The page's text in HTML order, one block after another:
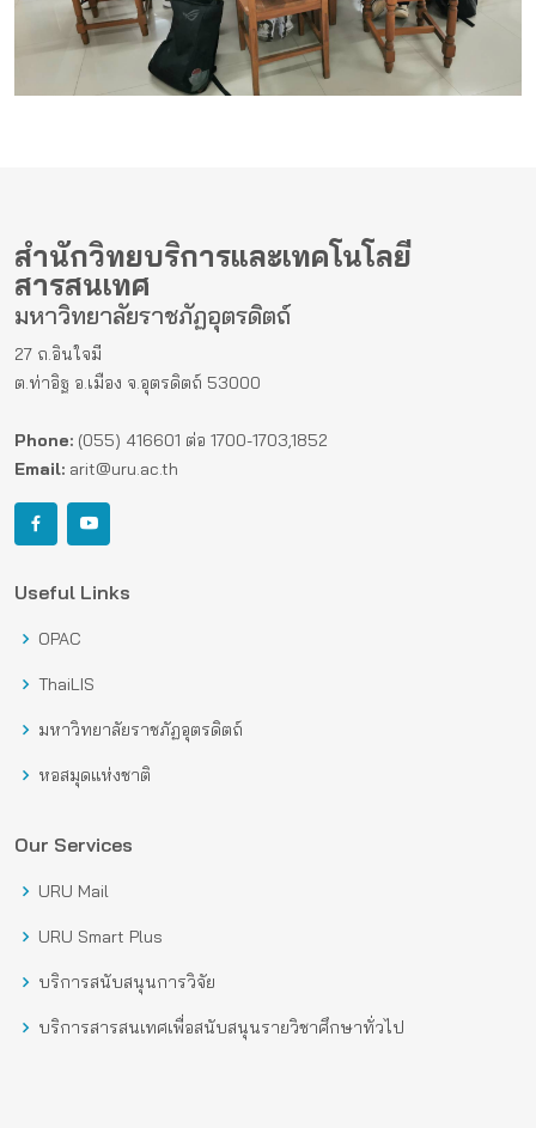
สำนักวิทยบริการและเทคโนโลยี
สารสนเทศ
มหาวิทยาลัยราชภัฏอุตรดิตถ์
27 ถ.อินใจมี
ต.ท่าอิฐ อ.เมือง จ.อุตรดิตถ์ 53000
Phone: (055) 416601 ต่อ 1700-1703,1852
Email: arit@uru.ac.th
Useful Links
OPAC
ThaiLIS
มหาวิทยาลัยราชภัฏอุตรดิตถ์
หอสมุดแห่งชาติ
Our Services
URU Mail
URU Smart Plus
บริการสนับสนุนการวิจัย
บริการสารสนเทศเพื่อสนับสนุนรายวิชาศึกษาทั่วไป